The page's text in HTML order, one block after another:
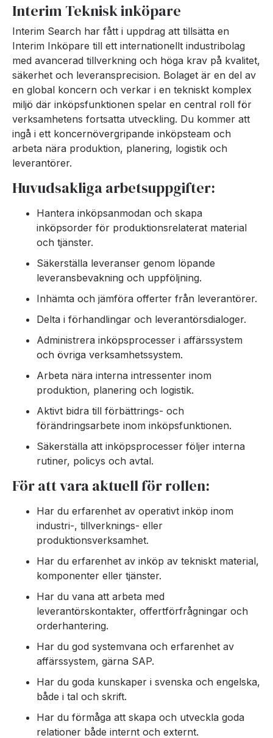
Interim Teknisk inköpare
Interim Search har fått i uppdrag att tillsätta en
Interim Inköpare till ett internationellt industribolag
med avancerad tillverkning och höga krav på kvalitet,
säkerhet och leveransprecision. Bolaget är en del av
en global koncern och verkar i en tekniskt komplex
miljö där inköpsfunktionen spelar en central roll för
verksamhetens fortsatta utveckling. Du kommer att
ingå i ett koncernövergripande inköpsteam och
arbeta nära produktion, planering, logistik och
leverantörer.
Huvudsakliga arbetsuppgifter:
Hantera inköpsanmodan och skapa
inköpsorder för produktionsrelaterat material
och tjänster.
Säkerställa leveranser genom löpande
leveransbevakning och uppföljning.
Inhämta och jämföra offerter från leverantörer.
Delta i förhandlingar och leverantörsdialoger.
Administrera inköpsprocesser i affärssystem
och övriga verksamhetssystem.
Arbeta nära interna intressenter inom
produktion, planering och logistik.
Aktivt bidra till förbättrings- och
förändringsarbete inom inköpsfunktionen.
Säkerställa att inköpsprocesser följer interna
rutiner, policys och avtal.
För att vara aktuell för rollen:
Har du erfarenhet av operativt inköp inom
industri-, tillverknings- eller
produktionsverksamhet.
Har du erfarenhet av inköp av tekniskt material,
komponenter eller tjänster.
Har du vana att arbeta med
leverantörskontakter, offertförfrågningar och
orderhantering.
Har du god systemvana och erfarenhet av
affärssystem, gärna SAP.
Har du goda kunskaper i svenska och engelska,
både i tal och skrift.
Har du förmåga att skapa och utveckla goda
relationer både internt och externt.